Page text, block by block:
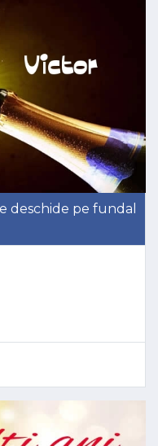
deschide pe fundal